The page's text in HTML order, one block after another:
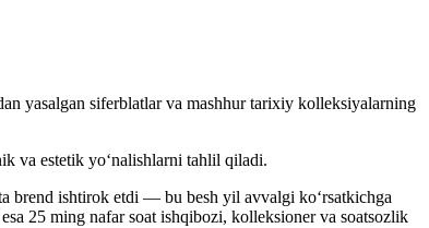
yasalgan siferblatlar va mashhur tarixiy kolleksiyalarning
va estetik yo‘nalishlarni tahlil qiladi.
brend ishtirok etdi — bu besh yil avvalgi ko‘rsatkichga
25 ming nafar soat ishqibozi, kolleksioner va soatsozlik